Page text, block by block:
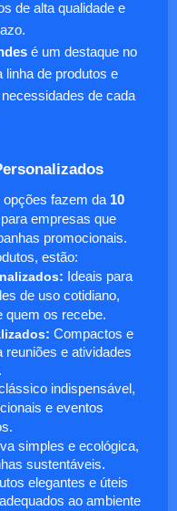
de alta qualidade e
é um destaque no
linha de produtos e
de cada
opções fazem da 10
empresas que
promocionais.
estão:
: Ideais para
de uso cotidiano,
quem os recebe.
: Compactos e
reuniões e atividades
indispensável,
e eventos
simples e ecológica,
sustentáveis.
elegantes e úteis
ao ambiente